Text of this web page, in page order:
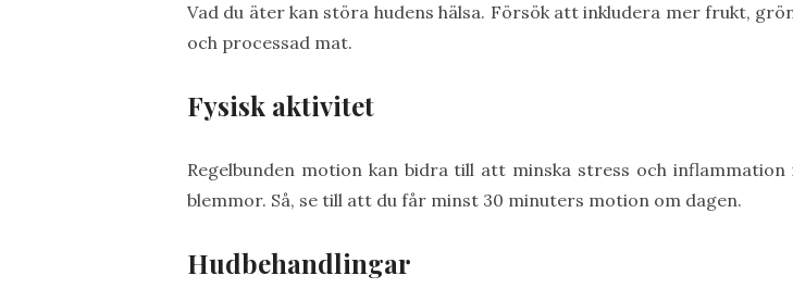
Vad du äter kan störa hudens hälsa. Försök att inkludera mer frukt,
och processad mat.
Fysisk aktivitet
Regelbunden motion kan bidra till att minska stress och
blemmor. Så, se till att du får minst 30 minuters motion om dagen.
Hudbehandlingar